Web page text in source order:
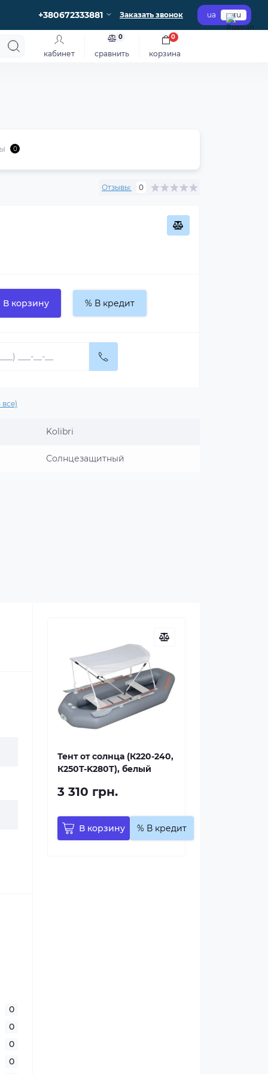
+380672333881 Заказать звонок ua ru
кабинет сравнить
0
корзина
0
0
Отзывы: 0
В корзину % В кредит
Kolibri
Солнцезащитный
0
0
0
0
Тент от солнца (К220-240,
К250T-K280T), белый
3 310 грн.
В корзину % В кредит